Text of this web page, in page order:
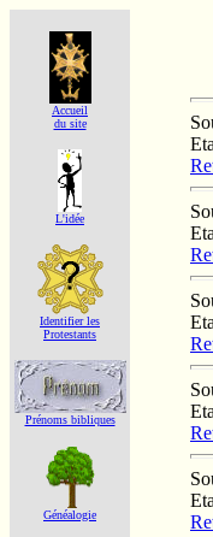
Accueil
du site
L'idée
Identifier les
Protestants
Prénoms bibliques
Généalogie